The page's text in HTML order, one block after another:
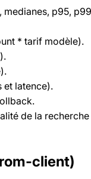
p95,
* tarif modèle).
et latence).
de la
client)